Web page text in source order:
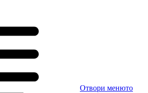
Отвори менюто